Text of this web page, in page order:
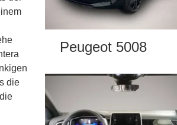
die
Peugeot 5008